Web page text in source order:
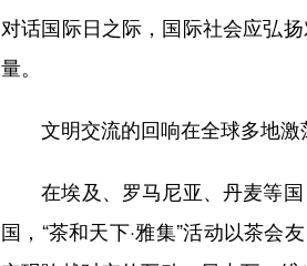
对话国际日之际，国际社会应弘
量。
文明交流的回响在全球多地激
在埃及、罗马尼亚、丹麦等国
国，“茶和天下·雅集”活动以茶会